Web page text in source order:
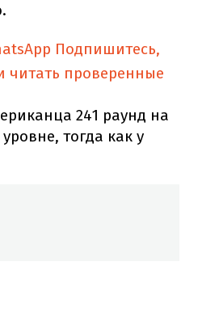
Подпишитесь,
читать проверенные
241 раунд на
тогда как у